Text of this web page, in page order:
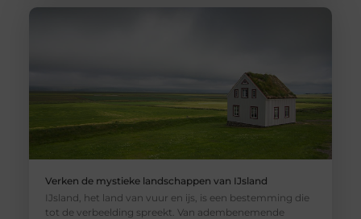
Verken de mystieke landschappen van IJsland
IJsland, het land van vuur en ijs, is een bestemming die
tot de verbeelding spreekt. Van adembenemende